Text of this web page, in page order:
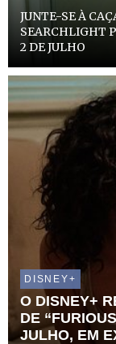
JUNTE-SE À
SEARCHLIGHT
2 DE JULHO
DISNEY+
O DISNEY+
DE
JULHO, EM